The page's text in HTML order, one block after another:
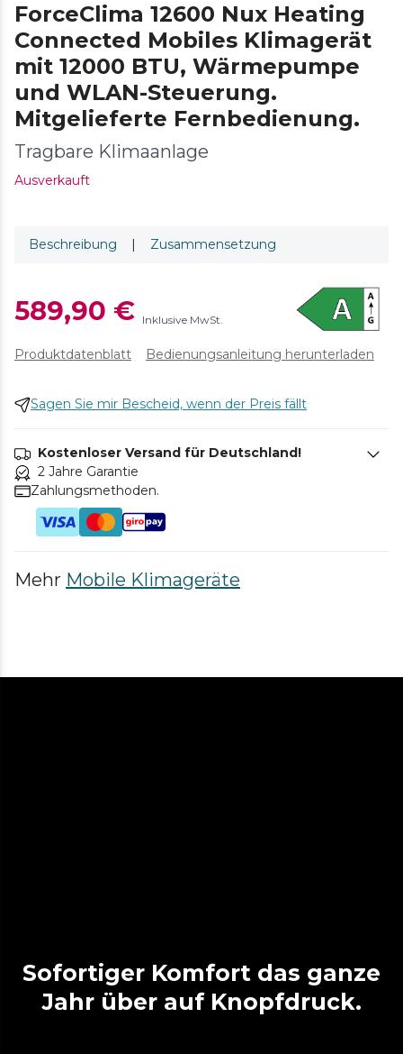
ForceClima 12600 Nux Heating
Connected Mobiles Klimagerät
mit 12000 BTU, Wärmepumpe
und WLAN-Steuerung.
Mitgelieferte Fernbedienung.
Tragbare Klimaanlage
Ausverkauft
Beschreibung | Zusammensetzung
589,90 € Inklusive MwSt.
Produktdatenblatt Bedienungsanleitung herunterladen
Sagen Sie mir Bescheid, wenn der Preis fällt
Kostenloser Versand für Deutschland!
2 Jahre Garantie
Zahlungsmethoden.
Mehr Mobile Klimageräte
Sofortiger Komfort das ganze
Jahr über auf Knopfdruck.